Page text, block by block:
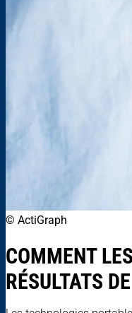
© ActiGraph
COMMENT
RÉSULTATS